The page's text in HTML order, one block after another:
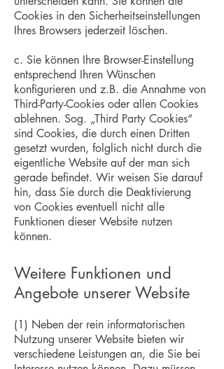
Cookies in den Sicherheitseinstellungen
Ihres Browsers jederzeit löschen.
c. Sie können Ihre Browser-Einstellung
entsprechend Ihren Wünschen
konfigurieren und z.B. die Annahme von
Third-Party-Cookies oder allen Cookies
ablehnen. Sog. „Third Party Cookies“
sind Cookies, die durch einen Dritten
gesetzt wurden, folglich nicht durch die
eigentliche Website auf der man sich
gerade befindet. Wir weisen Sie darauf
hin, dass Sie durch die Deaktivierung
von Cookies eventuell nicht alle
Funktionen dieser Website nutzen
können.
Weitere Funktionen und
Angebote unserer Website
(1) Neben der rein informatorischen
Nutzung unserer Website bieten wir
verschiedene Leistungen an, die Sie bei